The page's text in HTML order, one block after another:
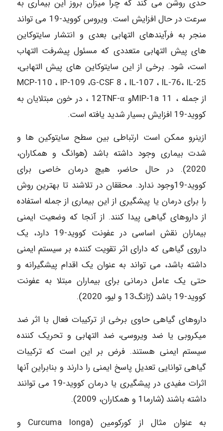
حدی روشن می کند که چرا میزان بروز این بیماری به
سرعت در حال افزایش است. ویروس کووید-19 می تواند
منجر به فرآیندهای التهابی بعدی و انتشار سایتوکاین
های پیش التهابی متعددی که مسئول پیشرفت التهاب
است، شود. برخی از این سایتوکاین های پیش التهابی،
MCP-110 ، IP-109 ،G-CSF 8 ، IL-107 ، IL-76، IL-25
از جمله ، MIP-1a 11و 12TNF-α ، در خون مبتلایان به
کووید-19 افزایش بسیار شدید یافته است.
ازینرو ممکن است ارتباطی بین سطح سایتوکین ها و
شدت بیماری وجود داشته باشد (هوانگ و همکاران،
2020). در حال حاضر، هیچ درمان خاصی برای
کووید-19وجود ندارد. محققان در تلاشند تا بهترین روش
را برای درمان یا پیشگیری از این بیماری از جمله استفاده
از داروهای گیاهی پیدا کنند. از آنجا که وضعیت ایمنی
بیماران نقش اساسی در عفونت کووید-19 دارد، یک
داروی گیاهی که دارای اثر تقویت کننده بر سیستم ایمنی
داشته باشد، می تواند به عنوان یک اقدام پیشگیرانه و
حتی یک عامل درمانی برای بیماران مبتلا به عفونت
کووید-19 باشد (ژانگ13 و لیو، 2020).
داروهای گیاهی حاوی برخی از ترکیبات فعال با اثر ضد
میکروبی یا ضد ویروسی، ضد التهابی و تحریک کننده
سیستم ایمنی هستند. فرض بر این است که ترکیبات
گیاهی توانایی تعدیل پاسخ ایمنی را دارند و بنابراین آنها
اثرات مفیدی در پیشگیری یا درمان کووید-19 می توانند
داشته باشند (شارما1 و همکاران، 2009).
به عنوان مثال از کورکومین (Curcuma longa و